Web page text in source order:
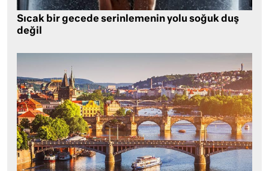
Sıcak bir gecede serinlemenin yolu soğuk duş
değil